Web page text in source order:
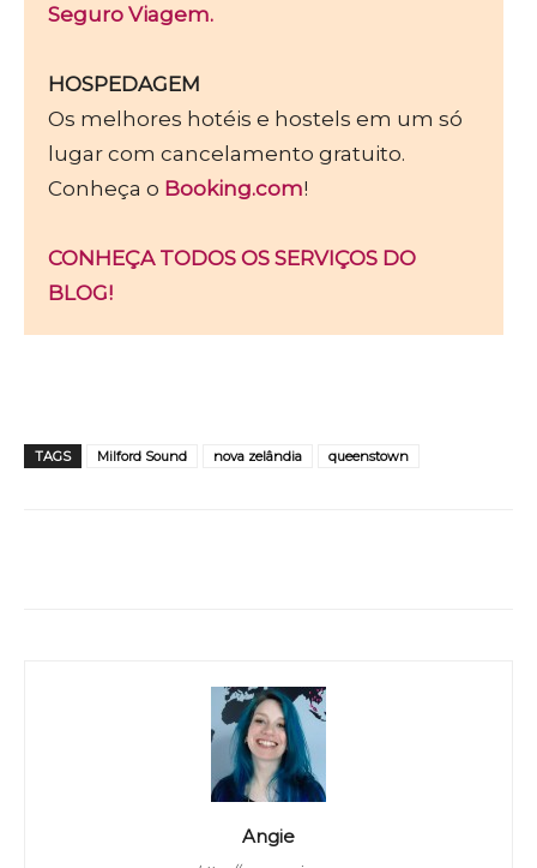
Seguro Viagem.
HOSPEDAGEM
Os melhores hotéis e hostels em um só
lugar com cancelamento gratuito.
Conheça o Booking.com!
CONHEÇA TODOS OS SERVIÇOS DO
BLOG!
TAGS Milford Sound nova zelândia queenstown
Angie